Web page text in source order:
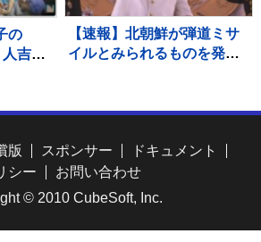
の
人吉
【速報】北朝鮮が弾道ミサ
イルとみられるものを発
版 スポンサー
ドキュメント
シー
お問い合わせ
© 2010 CubeSoft, Inc.